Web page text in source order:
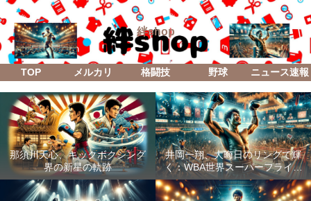
絆shop
TOP メルカリ 格闘技 野球 ニュース速報
那須川天心、キックボクシング
界の新星の軌跡
井岡一翔、大晦日のリングで輝
く：WBA世界スーパーフライ級
防衛戦「Lifetime Boxing Fights
18」